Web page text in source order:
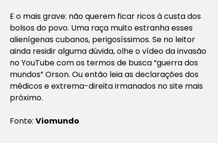
E o mais grave: não querem ficar ricos à custa dos
bolsos do povo. Uma raça muito estranha esses
alienígenas cubanos, perigosíssimos. Se no leitor
ainda residir alguma dúvida, olhe o vídeo da invasão
no YouTube com os termos de busca “guerra dos
mundos” Orson. Ou então leia as declarações dos
médicos e extrema-direita irmanados no site mais
próximo.
Fonte: Viomundo